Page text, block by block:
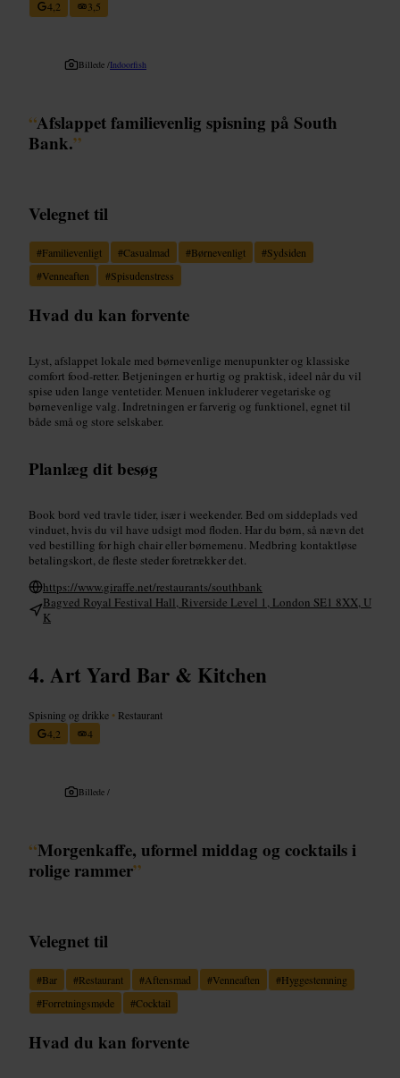
4,2 3,5
Billede /Indoorfish
“Afslappet familievenlig spisning på South
Bank.”
Velegnet til
#Familievenligt #Casualmad #Børnevenligt #Sydsiden
#Venneaften #Spisudenstress
Hvad du kan forvente
Lyst, afslappet lokale med børnevenlige menupunkter og klassiske
comfort food-retter. Betjeningen er hurtig og praktisk, ideel når du vil
spise uden lange ventetider. Menuen inkluderer vegetariske og
børnevenlige valg. Indretningen er farverig og funktionel, egnet til
både små og store selskaber.
Planlæg dit besøg
Book bord ved travle tider, især i weekender. Bed om siddeplads ved
vinduet, hvis du vil have udsigt mod floden. Har du børn, så nævn det
ved bestilling for high chair eller børnemenu. Medbring kontaktløse
betalingskort, de fleste steder foretrækker det.
https://www.giraffe.net/restaurants/southbank
Bagved Royal Festival Hall, Riverside Level 1, London SE1 8XX, U
K
Art Yard Bar & Kitchen
Spisning og drikke • Restaurant
4,2
4
Billede /
“Morgenkaffe, uformel middag og cocktails i
rolige rammer”
Velegnet til
#Bar #Restaurant #Aftensmad #Venneaften #Hyggestemning
#Forretningsmøde #Cocktail
Hvad du kan forvente